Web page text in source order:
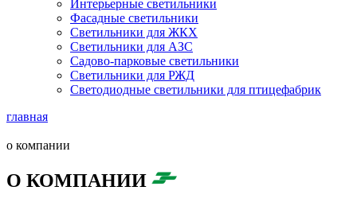
Интерьерные светильники
Фасадные светильники
Светильники для ЖКХ
Светильники для АЗС
Садово-парковые светильники
Светильники для РЖД
Светодиодные светильники для птицефабрик
главная
о компании
О КОМПАНИИ